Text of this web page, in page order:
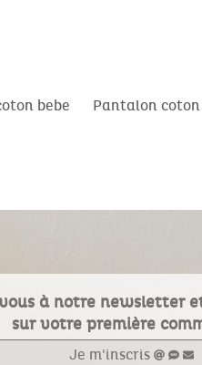
bebe
Pantalon coton
à notre newsletter
sur votre première
Je m'inscris